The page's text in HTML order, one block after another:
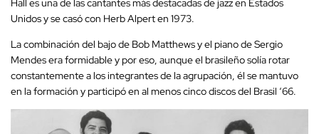
Hall es una de las cantantes más destacadas de jazz en Estados
Unidos y se casó con Herb Alpert en 1973.
La combinación del bajo de Bob Matthews y el piano de Sergio
Mendes era formidable y por eso, aunque el brasileño solía rotar
constantemente a los integrantes de la agrupación, él se mantuvo
en la formación y participó en al menos cinco discos del Brasil ‘66.